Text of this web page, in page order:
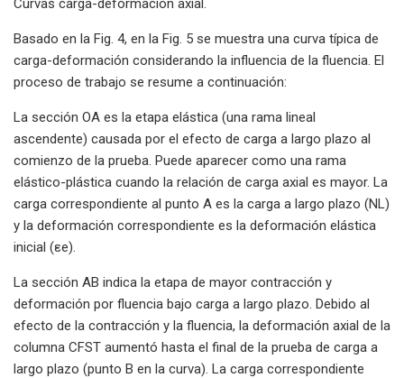
Curvas carga-deformación axial.
Basado en la Fig. 4, en la Fig. 5 se muestra una curva típica de
carga-deformación considerando la influencia de la fluencia. El
proceso de trabajo se resume a continuación:
La sección OA es la etapa elástica (una rama lineal
ascendente) causada por el efecto de carga a largo plazo al
comienzo de la prueba. Puede aparecer como una rama
elástico-plástica cuando la relación de carga axial es mayor. La
carga correspondiente al punto A es la carga a largo plazo (NL)
y la deformación correspondiente es la deformación elástica
inicial (εe).
La sección AB indica la etapa de mayor contracción y
deformación por fluencia bajo carga a largo plazo. Debido al
efecto de la contracción y la fluencia, la deformación axial de la
columna CFST aumentó hasta el final de la prueba de carga a
largo plazo (punto B en la curva). La carga correspondiente